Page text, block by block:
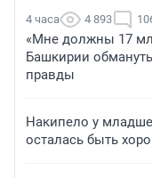
4 часа 4 893
«Мне должны 17
Башкирии
правды
Накипело у
осталась быть